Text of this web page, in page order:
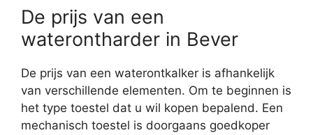
De prijs van een
waterontharder in Bever
De prijs van een waterontkalker is afhankelijk
van verschillende elementen. Om te beginnen is
het type toestel dat u wil kopen bepalend. Een
mechanisch toestel is doorgaans goedkoper